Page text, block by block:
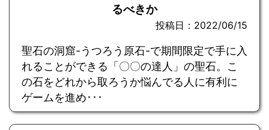
るべきか
投稿日：2022/06/15
聖石の洞窟-うつろう原石-で期間限定で手に入
れることができる「〇〇の達人」の聖石。こ
の石をどれから取ろうか悩んでる人に有利に
ゲームを進め･･･